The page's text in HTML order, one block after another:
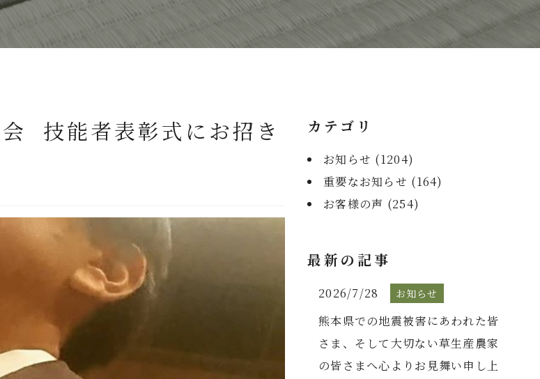
技能者表彰式にお招き
カテゴリ
お知らせ (1204)
重要なお知らせ (164)
お客様の声 (254)
最新の記事
2026/7/28 お知らせ
熊本県での地震被害にあわれた皆
さま、そして大切ない草生産農家
の皆さまへ心よりお見舞い申し上